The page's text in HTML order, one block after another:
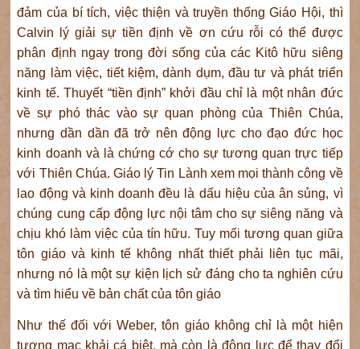
đảm của bí tích, việc thiện và truyền thống Giáo Hội, thì
Calvin lý giải sự tiền định về ơn cứu rỗi có thể được
phân định ngay trong đời sống của các Kitô hữu siêng
năng làm việc, tiết kiệm, dành dụm, đầu tư và phát triển
kinh tế. Thuyết “tiền định” khởi đầu chỉ là một nhân đức
về sự phó thác vào sự quan phòng của Thiên Chúa,
nhưng dần dần đã trở nên động lực cho đạo đức học
kinh doanh và là chứng cớ cho sự tương quan trực tiếp
với Thiên Chúa. Giáo lý Tin Lành xem mọi thành công về
lao động và kinh doanh đều là dấu hiệu của ân sủng, vì
chúng cung cấp động lực nội tâm cho sự siêng năng và
chịu khó làm việc của tín hữu. Tuy mối tương quan giữa
tôn giáo và kinh tế không nhất thiết phải liên tục mãi,
nhưng nó là một sự kiện lịch sử đáng cho ta nghiên cứu
và tìm hiểu về bản chất của tôn giáo
Như thế đối với Weber, tôn giáo không chỉ là một hiện
tượng mạc khải cá biệt, mà còn là động lực để thay đổi